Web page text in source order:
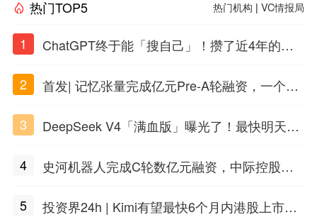
热门TOP5 热门机构 |VC情报局
1
ChatGPT终于能「搜自己」！攒了近4年的对
2
首发| 记忆张量完成亿元Pre-A轮融资，一个上
3
DeepSeek V4「满血版」曝光了！最快明天发
4
史河机器人完成C轮数亿元融资，中际控股领
5
投资界24h | Kimi有望最快6个月内港股上市；